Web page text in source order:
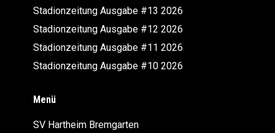
Stadionzeitung Ausgabe #13 2026
Stadionzeitung Ausgabe #12 2026
Stadionzeitung Ausgabe #11 2026
Stadionzeitung Ausgabe #10 2026
Menü
SV Hartheim Bremgarten